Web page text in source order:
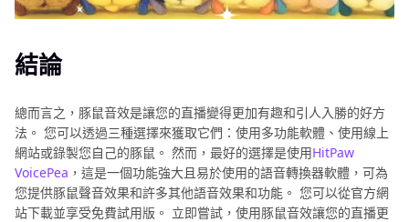
結論
總而言之，豚鼠音效是讓您的直播變得更加有趣和引人入勝的好方
法。 您可以透過三種選擇來獲取它們：使用多功能軟體、使用線上
網站或錄製您自己的豚鼠。 然而，最好的選擇是使用HitPaw
VoicePea ，這是一個功能強大且易於使用的語音轉換器軟體，可為
您提供豚鼠聲音效果和許多其他語音效果和功能。 您可以從官方網
站下載並享受免費試用版。 立即嘗試，使用豚鼠音效讓您的直播更